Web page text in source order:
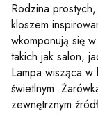
Rodzina
kloszem
wkomponują się
takich jak salon,
Lampa wisząca w
świetlnym.
zewnętrznym